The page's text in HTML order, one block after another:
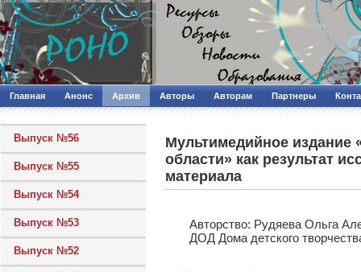
Главная Анонс Архив Авторы Авторам Партнеры
Выпуск №56
Выпуск №55
Выпуск №54
Выпуск №53
Выпуск №52
Мультимедийное издание
области» как результат
материала
Авторcтво: Рудяева Ольга
ДОД Дома детского